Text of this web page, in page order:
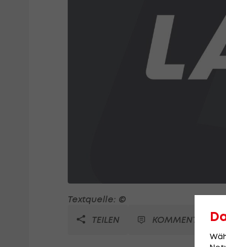
Textquelle: ©
TEILEN
KOMMENTARE